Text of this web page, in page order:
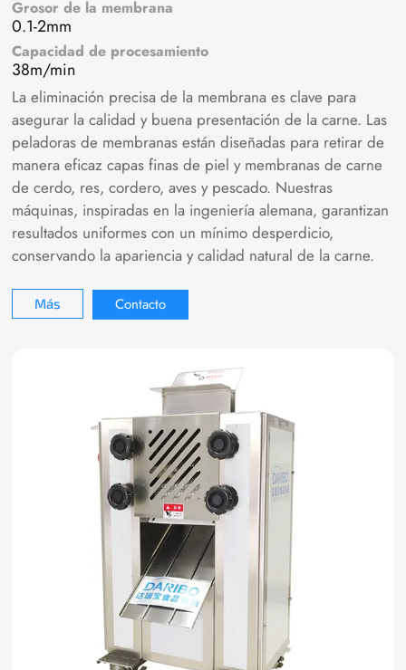
Grosor de la membrana
0.1-2mm
Capacidad de procesamiento
38m/min
La eliminación precisa de la membrana es clave para
asegurar la calidad y buena presentación de la carne. Las
peladoras de membranas están diseñadas para retirar de
manera eficaz capas finas de piel y membranas de carne
de cerdo, res, cordero, aves y pescado. Nuestras
máquinas, inspiradas en la ingeniería alemana, garantizan
resultados uniformes con un mínimo desperdicio,
conservando la apariencia y calidad natural de la carne.
Más Contacto